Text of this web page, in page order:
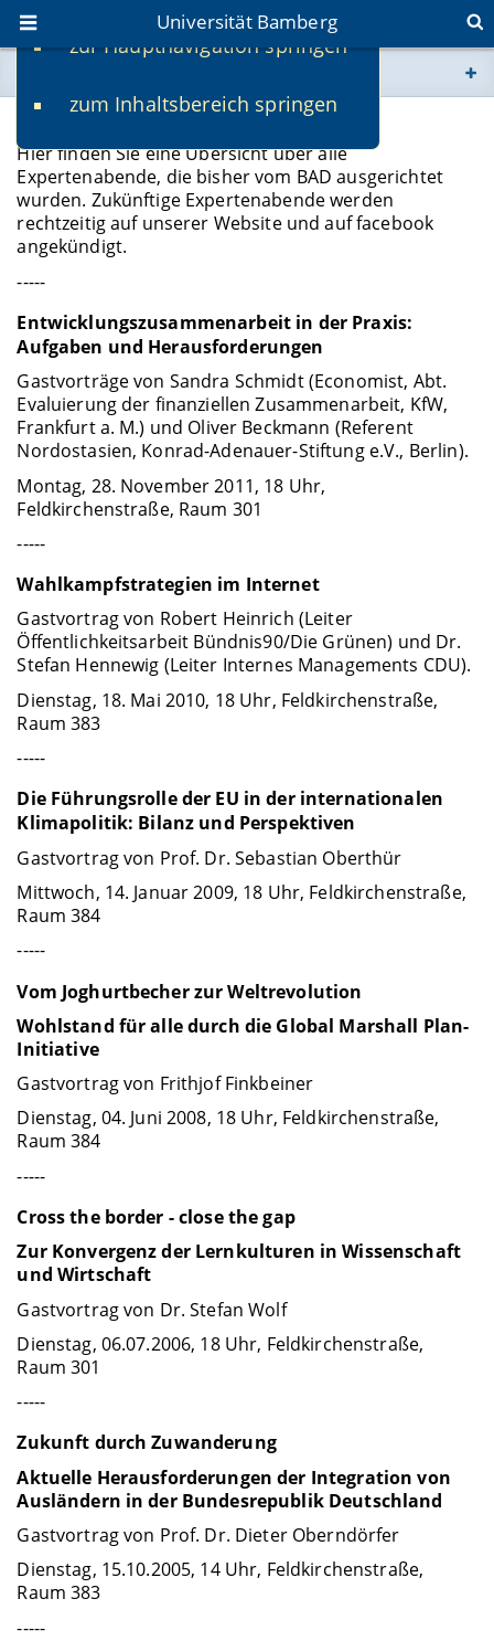
zur Hauptnavigation springen
zum Inhaltsbereich springen
Universität Bamberg
www.uni-bamberg.de
univis.uni-bamberg.de
fis.uni-bamberg.de
Experten-Abend
Hier finden Sie eine Übersicht über alle
Expertenabende, die bisher vom BAD ausgerichtet
wurden. Zukünftige Expertenabende werden
rechtzeitig auf unserer Website und auf facebook
angekündigt.
-----
Entwicklungszusammenarbeit in der Praxis:
Aufgaben und Herausforderungen
Gastvorträge von Sandra Schmidt (Economist, Abt.
Evaluierung der finanziellen Zusammenarbeit, KfW,
Frankfurt a. M.) und Oliver Beckmann (Referent
Nordostasien, Konrad-Adenauer-Stiftung e.V., Berlin).
Montag, 28. November 2011, 18 Uhr,
Feldkirchenstraße, Raum 301
-----
Wahlkampfstrategien im Internet
Gastvortrag von Robert Heinrich (Leiter
Öffentlichkeitsarbeit Bündnis90/Die Grünen) und Dr.
Stefan Hennewig (Leiter Internes Managements CDU).
Dienstag, 18. Mai 2010, 18 Uhr, Feldkirchenstraße,
Raum 383
-----
Die Führungsrolle der EU in der internationalen
Klimapolitik: Bilanz und Perspektiven
Gastvortrag von Prof. Dr. Sebastian Oberthür
Mittwoch, 14. Januar 2009, 18 Uhr, Feldkirchenstraße,
Raum 384
-----
Vom Joghurtbecher zur Weltrevolution
Wohlstand für alle durch die Global Marshall Plan-
Initiative
Gastvortrag von Frithjof Finkbeiner
Dienstag, 04. Juni 2008, 18 Uhr, Feldkirchenstraße,
Raum 384
-----
Cross the border - close the gap
Zur Konvergenz der Lernkulturen in Wissenschaft
und Wirtschaft
Gastvortrag von Dr. Stefan Wolf
Dienstag, 06.07.2006, 18 Uhr, Feldkirchenstraße,
Raum 301
-----
Zukunft durch Zuwanderung
Aktuelle Herausforderungen der Integration von
Ausländern in der Bundesrepublik Deutschland
Gastvortrag von Prof. Dr. Dieter Oberndörfer
Dienstag, 15.10.2005, 14 Uhr, Feldkirchenstraße,
Raum 383
-----